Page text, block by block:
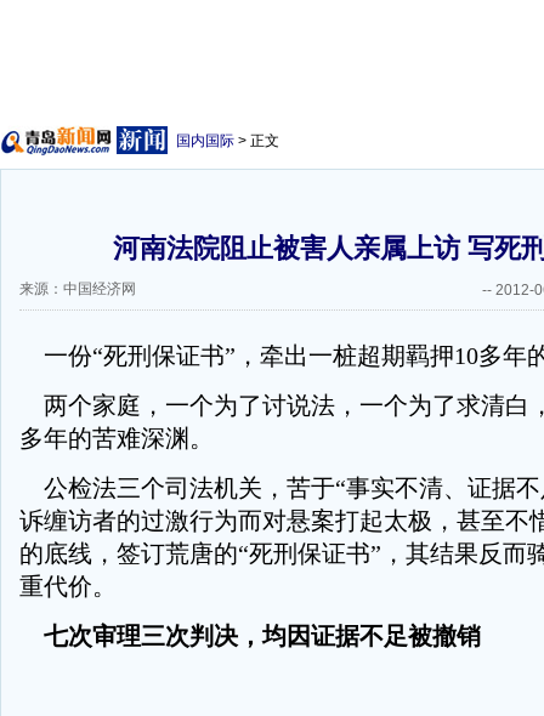
国内国际 > 正文
河南法院阻止被害人亲属上访 写死
来源：中国经济网 -- 2012-
一份“死刑保证书”，牵出一桩超期羁押10多年
两个家庭，一个为了讨说法，一个为了求清白
多年的苦难深渊。
公检法三个司法机关，苦于“事实不清、证据
诉缠访者的过激行为而对悬案打起太极，甚至不
的底线，签订荒唐的“死刑保证书”，其结果反而
重代价。
七次审理三次判决，均因证据不足被撤销